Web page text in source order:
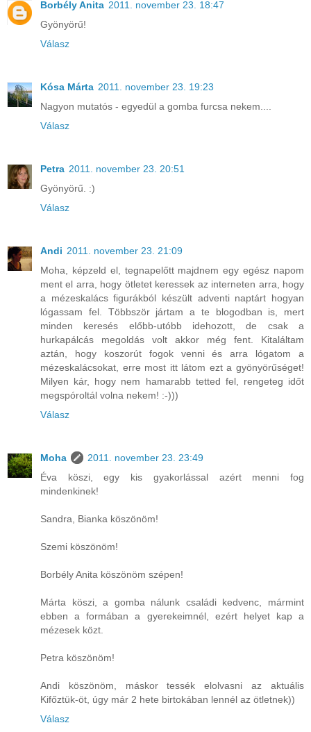
Borbély Anita 2011. november 23. 18:47
Gyönyörű!
Válasz
Kósa Márta 2011. november 23. 19:23
Nagyon mutatós - egyedül a gomba furcsa nekem....
Válasz
Petra 2011. november 23. 20:51
Gyönyörű. :)
Válasz
Andi 2011. november 23. 21:09
Moha, képzeld el, tegnapelőtt majdnem egy egész napom
ment el arra, hogy ötletet keressek az interneten arra, hogy
a mézeskalács figurákból készült adventi naptárt hogyan
lógassam fel. Többször jártam a te blogodban is, mert
minden keresés előbb-utóbb idehozott, de csak a
hurkapálcás megoldás volt akkor még fent. Kitaláltam
aztán, hogy koszorút fogok venni és arra lógatom a
mézeskalácsokat, erre most itt látom ezt a gyönyörűséget!
Milyen kár, hogy nem hamarabb tetted fel, rengeteg időt
megspóroltál volna nekem! :-)))
Válasz
Moha
2011. november 23. 23:49
Éva köszi, egy kis gyakorlással azért menni fog
mindenkinek!
Sandra, Bianka köszönöm!
Szemi köszönöm!
Borbély Anita köszönöm szépen!
Márta köszi, a gomba nálunk családi kedvenc, mármint
ebben a formában a gyerekeimnél, ezért helyet kap a
mézesek közt.
Petra köszönöm!
Andi köszönöm, máskor tessék elolvasni az aktuális
Kifőztük-öt, úgy már 2 hete birtokában lennél az ötletnek))
Válasz